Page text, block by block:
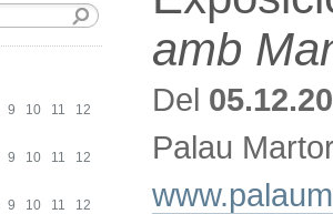
9 10 11 12
9 10 11 12
9 10 11 12
amb
Del
Palau